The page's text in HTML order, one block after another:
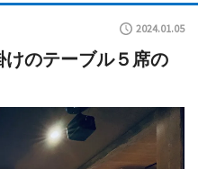
2024.01.05
のテーブル５席の